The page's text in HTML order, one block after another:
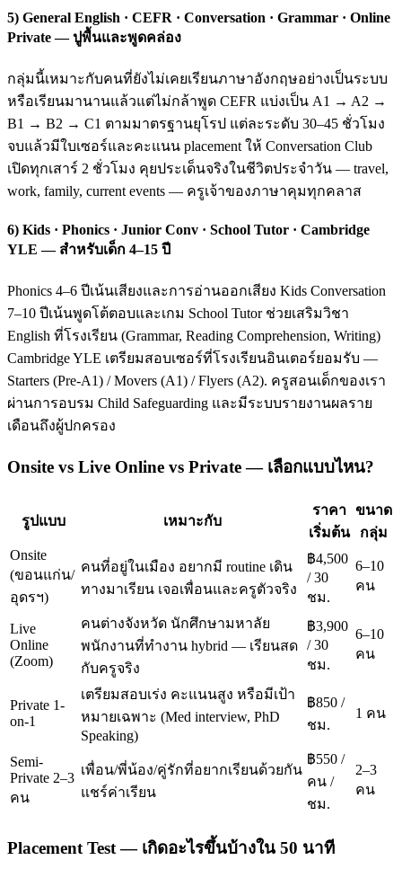
5) General English · CEFR · Conversation · Grammar · Online
Private — ปูพื้นและพูดคล่อง
กลุ่มนี้เหมาะกับคนที่ยังไม่เคยเรียนภาษาอังกฤษอย่างเป็นระบบ
หรือเรียนมานานแล้วแต่ไม่กล้าพูด CEFR แบ่งเป็น A1 → A2 →
B1 → B2 → C1 ตามมาตรฐานยุโรป แต่ละระดับ 30–45 ชั่วโมง
จบแล้วมีใบเซอร์และคะแนน placement ให้ Conversation Club
เปิดทุกเสาร์ 2 ชั่วโมง คุยประเด็นจริงในชีวิตประจำวัน — travel,
work, family, current events — ครูเจ้าของภาษาคุมทุกคลาส
6) Kids · Phonics · Junior Conv · School Tutor · Cambridge
YLE — สำหรับเด็ก 4–15 ปี
Phonics 4–6 ปีเน้นเสียงและการอ่านออกเสียง Kids Conversation
7–10 ปีเน้นพูดโต้ตอบและเกม School Tutor ช่วยเสริมวิชา
English ที่โรงเรียน (Grammar, Reading Comprehension, Writing)
Cambridge YLE เตรียมสอบเซอร์ที่โรงเรียนอินเตอร์ยอมรับ —
Starters (Pre-A1) / Movers (A1) / Flyers (A2). ครูสอนเด็กของเรา
ผ่านการอบรม Child Safeguarding และมีระบบรายงานผลราย
เดือนถึงผู้ปกครอง
Onsite vs Live Online vs Private — เลือกแบบไหน?
รูปแบบ เหมาะกับ
ราคา
เริ่มต้น
ขนาด
กลุ่ม
Onsite
(ขอนแก่น/
อุดรฯ)
คนที่อยู่ในเมือง อยากมี routine เดิน
ทางมาเรียน เจอเพื่อนและครูตัวจริง
฿4,500
/ 30
ชม.
6–10
คน
Live
Online
(Zoom)
คนต่างจังหวัด นักศึกษามหาลัย
พนักงานที่ทำงาน hybrid — เรียนสด
กับครูจริง
฿3,900
/ 30
ชม.
6–10
คน
Private 1-
on-1
เตรียมสอบเร่ง คะแนนสูง หรือมีเป้า
หมายเฉพาะ (Med interview, PhD
Speaking)
฿850 /
ชม.
1 คน
Semi-
Private 2–3
คน
เพื่อน/พี่น้อง/คู่รักที่อยากเรียนด้วยกัน
แชร์ค่าเรียน
฿550 /
คน /
ชม.
2–3
คน
Placement Test — เกิดอะไรขึ้นบ้างใน 50 นาที